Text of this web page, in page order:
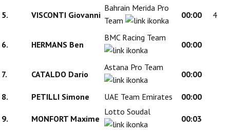
5. VISCONTI Giovanni
Bahrain Merida Pro
Team
00:00 4
6. HERMANS Ben
BMC Racing Team
00:00
7. CATALDO Dario
Astana Pro Team
00:00
8. PETILLI Simone UAE Team Emirates 00:00
9. MONFORT Maxime
Lotto Soudal
00:03